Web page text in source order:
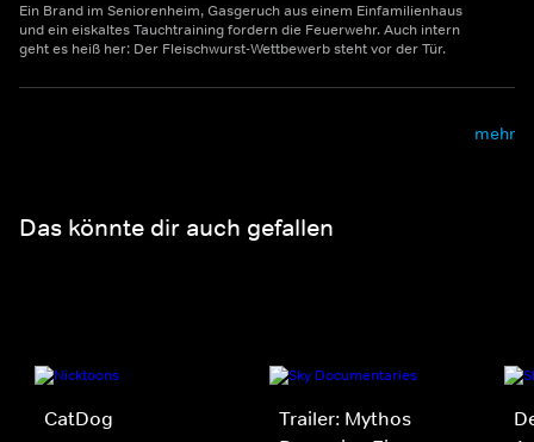
Ein Brand im Seniorenheim, Gasgeruch aus einem Einfamilienhaus
und ein eiskaltes Tauchtraining fordern die Feuerwehr. Auch intern
geht es heiß her: Der Fleischwurst-Wettbewerb steht vor der Tür.
mehr
Das könnte dir auch gefallen
CatDog
Trailer: Mythos